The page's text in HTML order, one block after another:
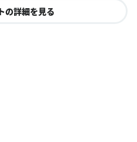
の詳細を見る